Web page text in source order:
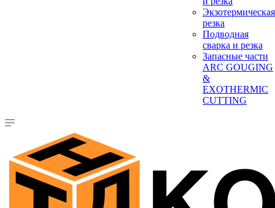
Экзотермическая
резка
Подводная
сварка и резка
Запасные части
ARC GOUGING
&
EXOTHERMIC
CUTTING